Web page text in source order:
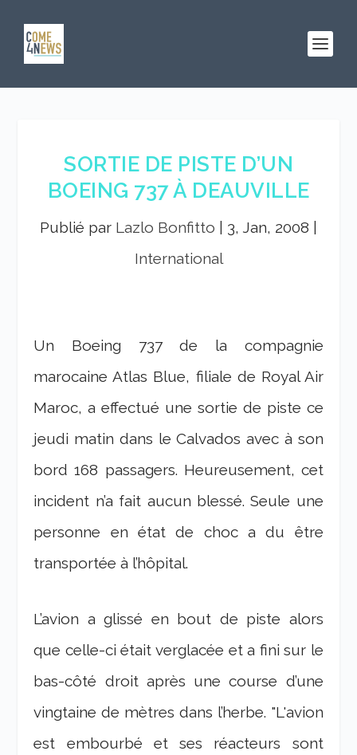
SORTIE DE PISTE D’UN
BOEING 737 À DEAUVILLE
Publié par Lazlo Bonfitto 3, Jan, 2008
International
Un Boeing 737 de la compagnie
marocaine Atlas Blue, filiale de Royal Air
Maroc, a effectué une sortie de piste ce
jeudi matin dans le Calvados avec à son
bord 168 passagers. Heureusement, cet
incident n’a fait aucun blessé. Seule une
personne en état de choc a du être
transportée à l’hôpital.
L’avion a glissé en bout de piste alors
que celle-ci était verglacée et a fini sur le
bas-côté droit après une course d’une
vingtaine de mètres dans l’herbe. "L'avion
est embourbé et ses réacteurs sont